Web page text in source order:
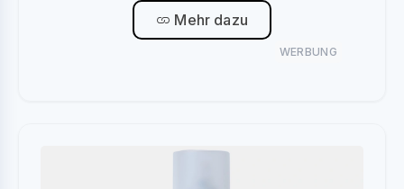
Mehr dazu
WERBUNG